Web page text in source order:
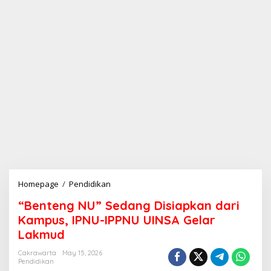
Homepage / Pendidikan
e
n
“Benteng NU” Sedang Disiapkan dari
Kampus, IPNU-IPPNU UINSA Gelar
Lakmud
Cakrawarta
May 15, 2026
Pendidikan